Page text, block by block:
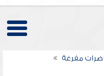
مفرغة